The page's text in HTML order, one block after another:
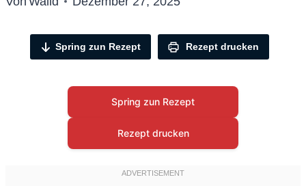
Spring zun Rezept Rezept drucken
Spring zun Rezept
Rezept drucken